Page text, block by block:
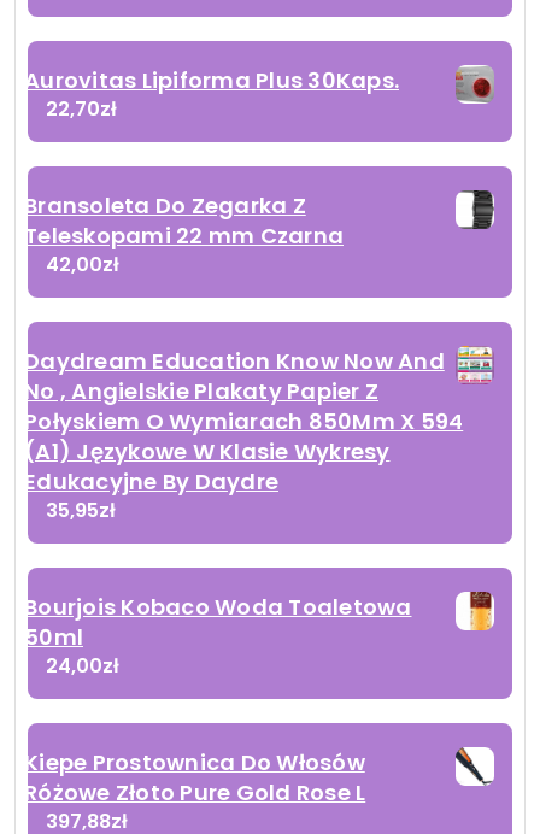
Aurovitas Lipiforma Plus 30Kaps.
22,70zł
Bransoleta Do Zegarka Z
Teleskopami 22 mm Czarna
42,00zł
Daydream Education Know Now And
No , Angielskie Plakaty Papier Z
Połyskiem O Wymiarach 850Mm X 594
(A1) Językowe W Klasie Wykresy
Edukacyjne By Daydre
35,95zł
Bourjois Kobaco Woda Toaletowa
50ml
24,00zł
Kiepe Prostownica Do Włosów
Różowe Złoto Pure Gold Rose L
397,88zł